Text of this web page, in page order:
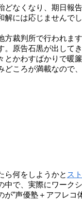
なくなり、期日報
には応じませんで
方裁判所で行われま
原告石黒が出して
かわすばかりで暖
ころが満載なので
ら何をしようかと ス
で、実際にワーク
”声優塾＋アフレコ